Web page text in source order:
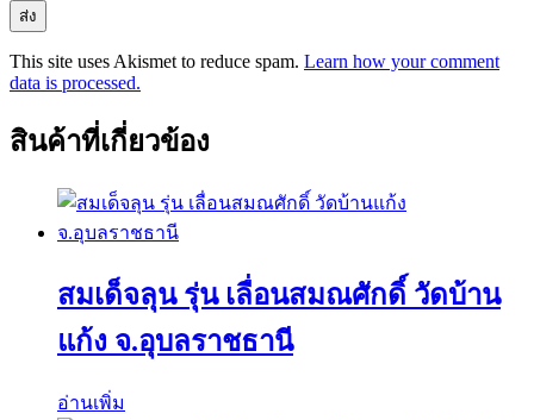
This site uses Akismet to reduce spam. Learn how your comment
data is processed.
สินค้าที่เกี่ยวข้อง
สมเด็จลุน รุ่น เลื่อนสมณศักดิ์ วัดบ้าน
แก้ง จ.อุบลราชธานี
อ่านเพิ่ม